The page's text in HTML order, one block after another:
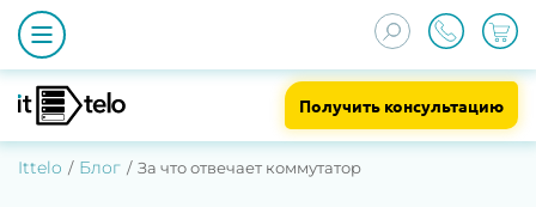
Получить консультацию
Ittelo Блог За что отвечает коммутатор